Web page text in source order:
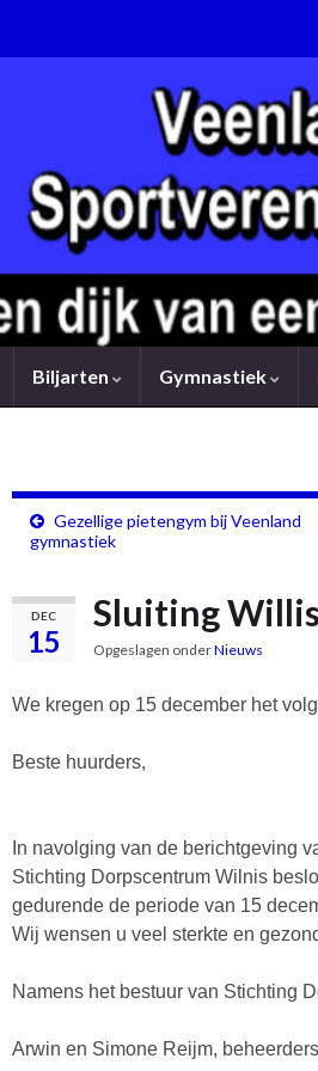
Biljarten Gymnastiek
Gezellige pietengym bij Veenland
gymnastiek
DEC
15
Sluiting
Opgeslagen onderNieuws
We kregen op 15 december het
Beste huurders,
In navolging van de berichtgeving
Stichting Dorpscentrum Wilnis
gedurende de periode van 15
Wij wensen u veel sterkte en
Namens het bestuur van Stichting
Arwin en Simone Reijm, beheerders